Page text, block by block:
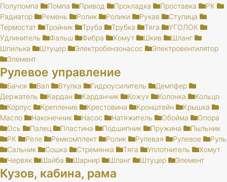
Полупомпа
Помпа Привод Прокладка Проставка
РК
Радиатор
Ремень Ролик Ролики Рукав
Ступица
Термостат
Тройник Труба Трубка Тяга
УГОЛОК
Удлинитель
Фальш Фибра Хомут Шкив
Шланг
Шпилька
Штуцер Электробензонасос
Электровентилятор
Элемент
Рулевое управление
Бачок Вал Втулка Гидроусилитель
Демпфер
Держатель
Кардан Карданчик Кожух Колонка
Кольцо
Корпус
Крепление Крестовина Кронштейн
Крышка
Масло
Наконечник Насос Натяжитель Обойма
Опора
Ось
Палец Пластина Подшипник Пружина
Пыльник
РК
Реле Ремкомплект Ролик Рулевая Рулевое
Руль
Сальник
Сошка Стремянка Тяга Уплотнитель
Хомут
Червяк
Шайба Шарнир Шланг Штуцер Элемент
Кузов, кабина, рама